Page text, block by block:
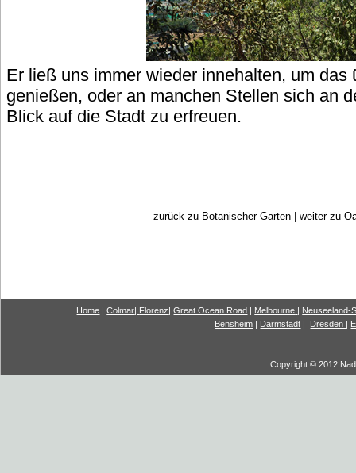
Er ließ uns immer wieder innehalten, um das
genießen, oder an manchen Stellen sich an
Blick auf die Stadt zu erfreuen.
zurück zu Botanischer Garten |weiter zu
Home |Colmar| Florenz|Great Ocean Road | Melbourne | Neuseeland-
Bensheim | Darmstadt | Dresden |
Copyright © 2012